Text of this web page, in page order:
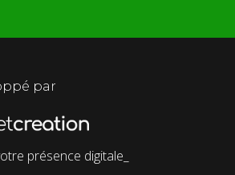
par
présence digitale_